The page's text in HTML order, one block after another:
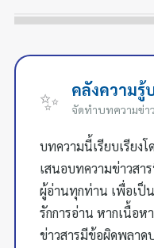
✨ คลังความรู้
จัดทำบทความข่า
บทความนี้เรียบเรียง
เสนอบทความข่าวสา
ผู้อ่านทุกท่าน เพื่อเป็
รักการอ่าน หากเนื้อ
ข่าวสารมีข้อผิดพลาด